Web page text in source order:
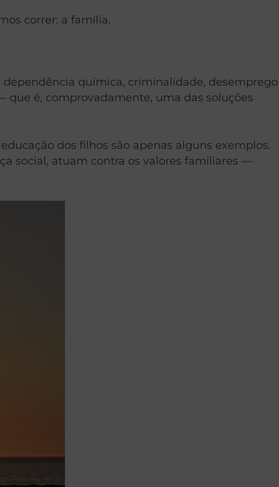
correr: a família.
química, criminalidade, desemprego
que é, comprovadamente, uma das soluções
dos filhos são apenas alguns exemplos.
social, atuam contra os valores familiares —